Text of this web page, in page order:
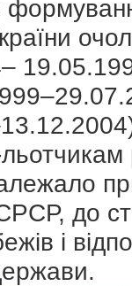
СРСР, до
і